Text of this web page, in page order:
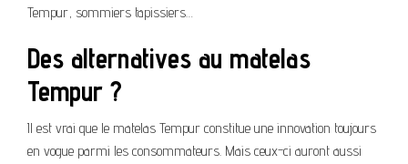
Tempur, sommiers tapissiers…
Des alternatives au matelas
Tempur ?
Il est vrai que le matelas Tempur constitue une innovation toujours
en vogue parmi les consommateurs. Mais ceux-ci auront aussi